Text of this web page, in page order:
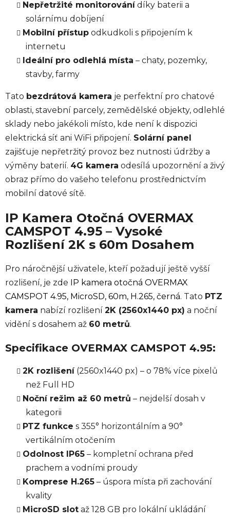
Nepřetržité monitorovánídíky baterii a
solárnímu dobíjení
Mobilní přístup odkudkoli s připojením k
internetu
Ideální pro odlehlá místa – chaty, pozemky,
stavby, farmy
Tato bezdrátová kamera je perfektní pro chatové
oblasti, stavební parcely, zemědělské objekty, odlehlé
sklady nebo jakékoli místo, kde není k dispozici
elektrická síť ani WiFi připojení. Solární panel
zajišťuje nepřetržitý provoz bez nutnosti údržby a
výměny baterií. 4G kamera odesílá upozornění a živý
obraz přímo do vašeho telefonu prostřednictvím
mobilní datové sítě.
IP Kamera Otočná OVERMAX
CAMSPOT 4.95 – Vysoké
Rozlišení 2K s 60m Dosahem
Pro náročnější uživatele, kteří požadují ještě vyšší
rozlišení, je zde IP kamera otočná OVERMAX
CAMSPOT 4.95, MicroSD, 60m, H.265, černá. Tato PTZ
kamera nabízí rozlišení 2K (2560x1440 px) a noční
vidění s dosahem až 60 metrů.
Specifikace OVERMAX CAMSPOT 4.95:
2K rozlišení(2560x1440 px) – o 78% více pixelů
než Full HD
Noční režim až 60 metrů – nejdelší dosah v
kategorii
PTZ funkce s 355° horizontálním a 90°
vertikálním otočením
Odolnost IP65 – kompletní ochrana před
prachem a vodními proudy
Komprese H.265 – úspora místa při zachování
kvality
MicroSD slot až 128 GB pro lokální ukládání